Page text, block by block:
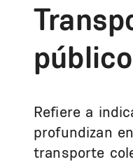
público
Refiere a
profundizan
transporte